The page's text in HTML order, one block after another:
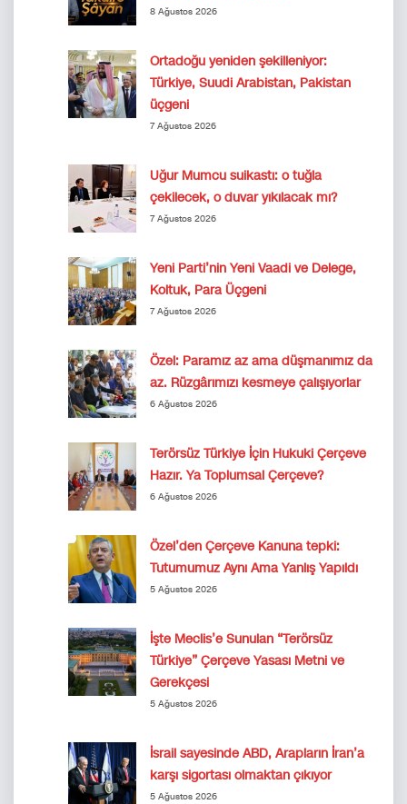
8 Ağustos 2026
Ortadoğu yeniden şekilleniyor:
Türkiye, Suudi Arabistan, Pakistan
üçgeni
7 Ağustos 2026
Uğur Mumcu suikastı: o tuğla
çekilecek, o duvar yıkılacak mı?
7 Ağustos 2026
Yeni Parti’nin Yeni Vaadi ve Delege,
Koltuk, Para Üçgeni
7 Ağustos 2026
Özel: Paramız az ama düşmanımız da
az. Rüzgârımızı kesmeye çalışıyorlar
6 Ağustos 2026
Terörsüz Türkiye İçin Hukuki Çerçeve
Hazır. Ya Toplumsal Çerçeve?
6 Ağustos 2026
Özel’den Çerçeve Kanuna tepki:
Tutumumuz Aynı Ama Yanlış Yapıldı
5 Ağustos 2026
İşte Meclis’e Sunulan “Terörsüz
Türkiye” Çerçeve Yasası Metni ve
Gerekçesi
5 Ağustos 2026
İsrail sayesinde ABD, Arapların İran’a
karşı sigortası olmaktan çıkıyor
5 Ağustos 2026